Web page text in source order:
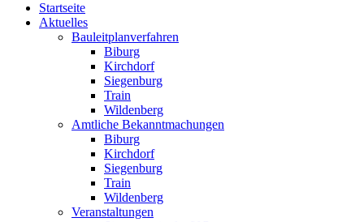
Startseite
Aktuelles
Bauleitplanverfahren
Biburg
Kirchdorf
Siegenburg
Train
Wildenberg
Amtliche Bekanntmachungen
Biburg
Kirchdorf
Siegenburg
Train
Wildenberg
Veranstaltungen